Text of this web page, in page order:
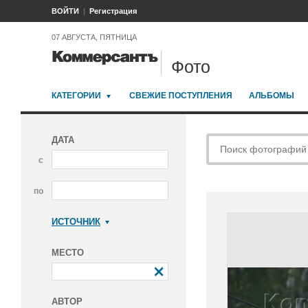
ВОЙТИ Регистрация
07 АВГУСТА, ПЯТНИЦА
Фото
КАТЕГОРИИ СВЕЖИЕ ПОСТУПЛЕНИЯ АЛЬБОМЫ
ДАТА
с
по
ИСТОЧНИК
МЕСТО
АВТОР